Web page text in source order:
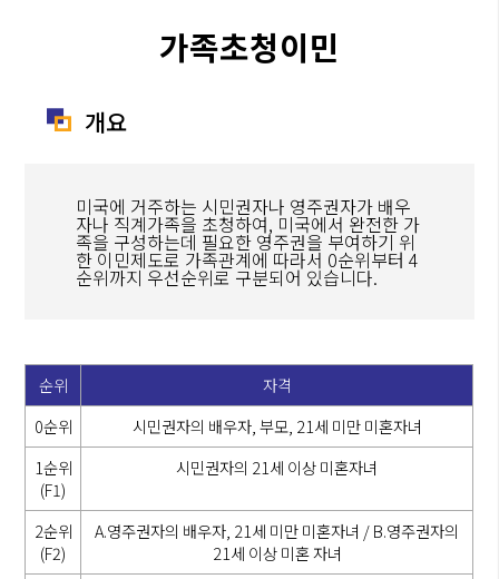
가족초청이민
개요
미국에 거주하는 시민권자나 영주권자가 배우
자나 직계가족을 초청하여, 미국에서 완전한 가
족을 구성하는데 필요한 영주권을 부여하기 위
한 이민제도로 가족관계에 따라서 0순위부터 4
순위까지 우선순위로 구분되어 있습니다.
순위
자격
0순위
시민권자의 배우자, 부모, 21세 미만 미혼자녀
1순위
(F1)
시민권자의 21세 이상 미혼자녀
2순위
(F2)
A.영주권자의 배우자, 21세 미만 미혼자녀 / B.영주권자의
21세 이상 미혼 자녀